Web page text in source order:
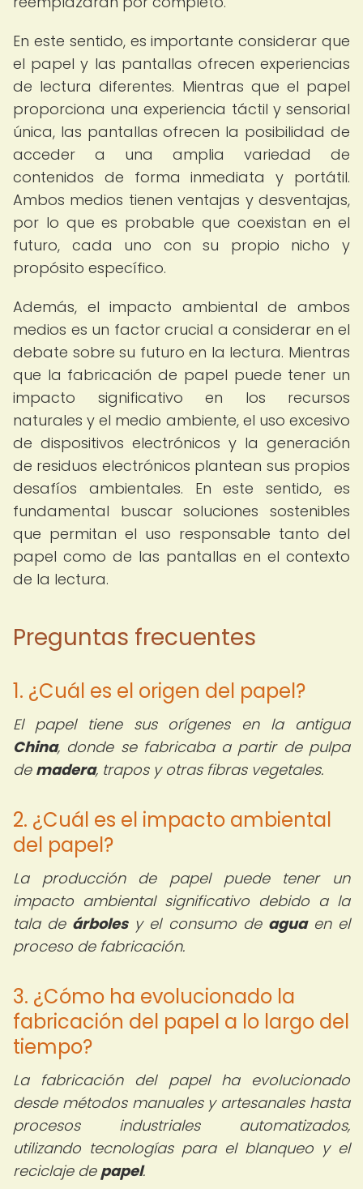
En este sentido, es importante considerar que
el papel y las pantallas ofrecen experiencias
de lectura diferentes. Mientras que el papel
proporciona una experiencia táctil y sensorial
única, las pantallas ofrecen la posibilidad de
acceder a una amplia variedad de
contenidos de forma inmediata y portátil.
Ambos medios tienen ventajas y desventajas,
por lo que es probable que coexistan en el
futuro, cada uno con su propio nicho y
propósito específico.
Además, el impacto ambiental de ambos
medios es un factor crucial a considerar en el
debate sobre su futuro en la lectura. Mientras
que la fabricación de papel puede tener un
impacto significativo en los recursos
naturales y el medio ambiente, el uso excesivo
de dispositivos electrónicos y la generación
de residuos electrónicos plantean sus propios
desafíos ambientales. En este sentido, es
fundamental buscar soluciones sostenibles
que permitan el uso responsable tanto del
papel como de las pantallas en el contexto
de la lectura.
Preguntas frecuentes
1. ¿Cuál es el origen del papel?
El papel tiene sus orígenes en la antigua
China, donde se fabricaba a partir de pulpa
de madera, trapos y otras fibras vegetales.
2. ¿Cuál es el impacto ambiental
del papel?
La producción de papel puede tener un
impacto ambiental significativo debido a la
tala de árbolesy el consumo de aguaen el
proceso de fabricación.
3. ¿Cómo ha evolucionado la
fabricación del papel a lo largo del
tiempo?
La fabricación del papel ha evolucionado
desde métodos manuales y artesanales hasta
procesos industriales automatizados,
utilizando tecnologías para el blanqueo y el
reciclaje de papel.